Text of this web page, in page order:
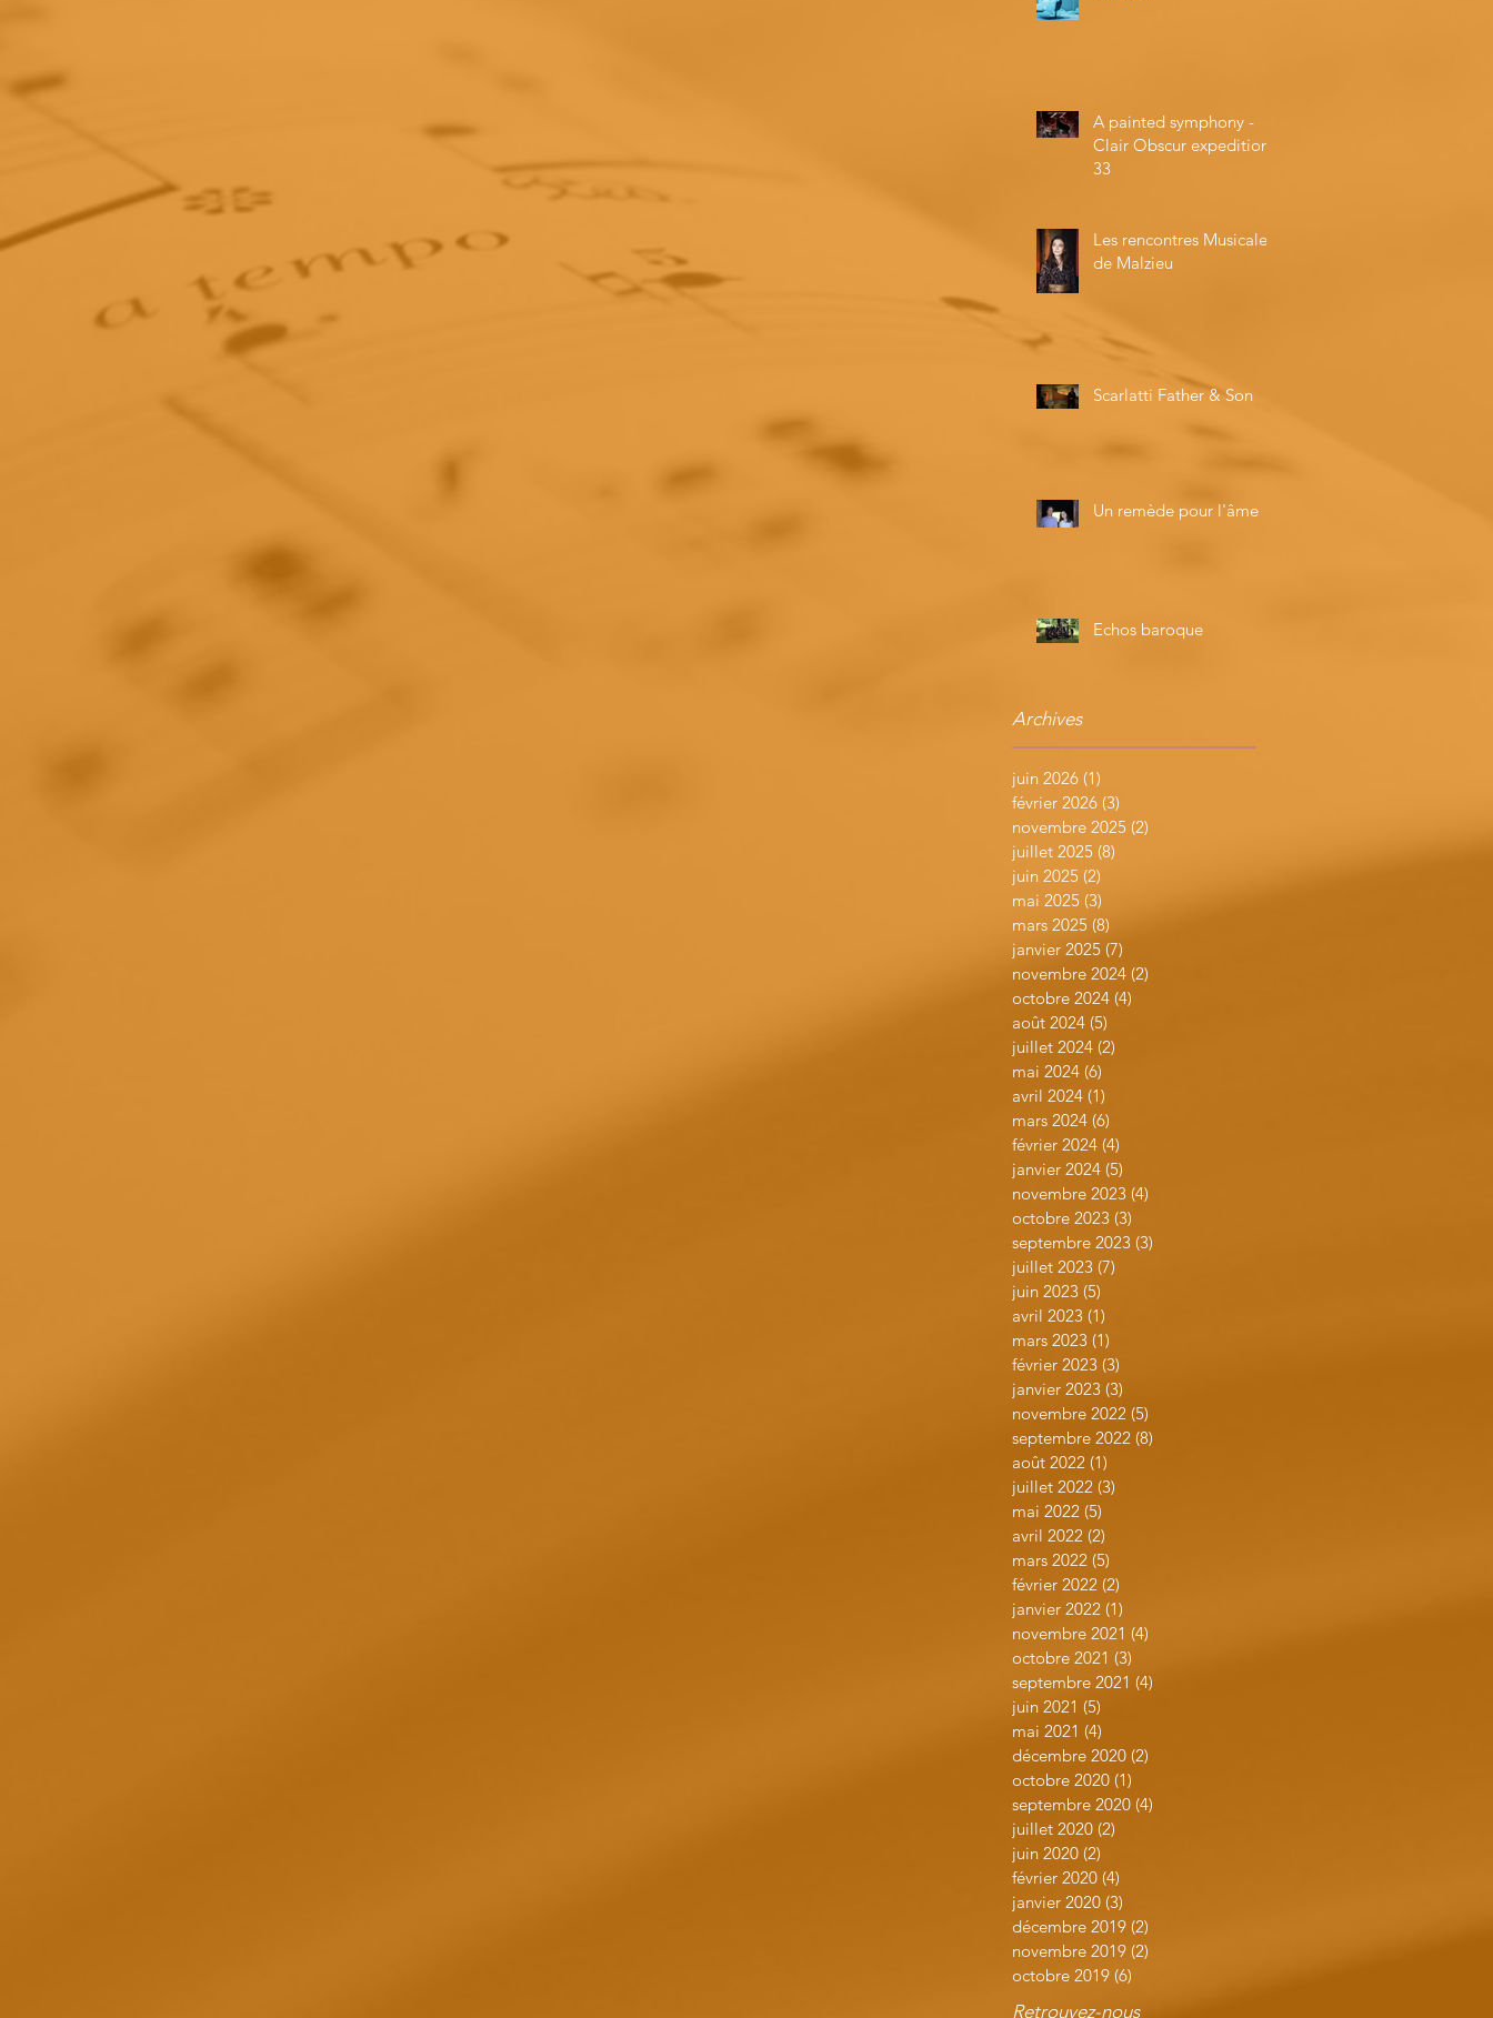
A painted symphony -
Clair Obscur expedition
33
Les rencontres Musicales
de Malzieu
Scarlatti Father & Son
Un remède pour l'âme
Echos baroque
Archives
juin 2026 (1)
février 2026 (3)
novembre 2025 (2)
juillet 2025 (8)
juin 2025 (2)
mai 2025 (3)
mars 2025 (8)
janvier 2025 (7)
novembre 2024 (2)
octobre 2024 (4)
août 2024 (5)
juillet 2024 (2)
mai 2024 (6)
avril 2024 (1)
mars 2024 (6)
février 2024 (4)
janvier 2024 (5)
novembre 2023 (4)
octobre 2023 (3)
septembre 2023 (3)
juillet 2023 (7)
juin 2023 (5)
avril 2023 (1)
mars 2023 (1)
février 2023 (3)
janvier 2023 (3)
novembre 2022 (5)
septembre 2022 (8)
août 2022 (1)
juillet 2022 (3)
mai 2022 (5)
avril 2022 (2)
mars 2022 (5)
février 2022 (2)
janvier 2022 (1)
novembre 2021 (4)
octobre 2021 (3)
septembre 2021 (4)
juin 2021 (5)
mai 2021 (4)
décembre 2020 (2)
octobre 2020 (1)
septembre 2020 (4)
juillet 2020 (2)
juin 2020 (2)
février 2020 (4)
janvier 2020 (3)
décembre 2019 (2)
novembre 2019 (2)
octobre 2019 (6)
Retrouvez-nous